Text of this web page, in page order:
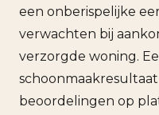
een onberispelijke
verwachten bij
verzorgde woning.
beoordelingen op